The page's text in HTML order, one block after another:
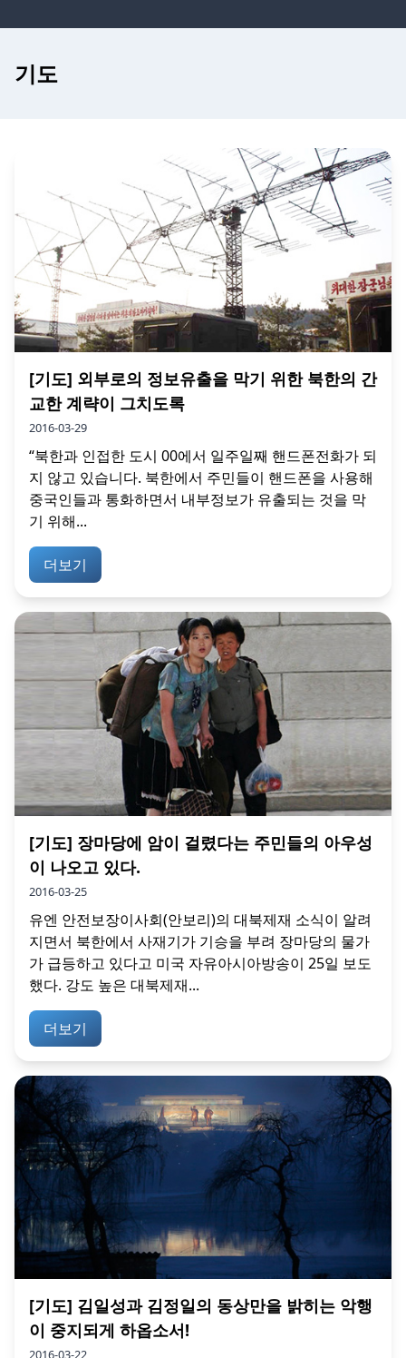
기도
[기도] 외부로의 정보유출을 막기 위한 북한의 간
교한 계략이 그치도록
2016-03-29
“북한과 인접한 도시 00에서 일주일째 핸드폰전화가 되
지 않고 있습니다. 북한에서 주민들이 핸드폰을 사용해
중국인들과 통화하면서 내부정보가 유출되는 것을 막
기 위해...
더보기
[기도] 장마당에 암이 걸렸다는 주민들의 아우성
이 나오고 있다.
2016-03-25
유엔 안전보장이사회(안보리)의 대북제재 소식이 알려
지면서 북한에서 사재기가 기승을 부려 장마당의 물가
가 급등하고 있다고 미국 자유아시아방송이 25일 보도
했다. 강도 높은 대북제재...
더보기
[기도] 김일성과 김정일의 동상만을 밝히는 악행
이 중지되게 하옵소서!
2016-03-22